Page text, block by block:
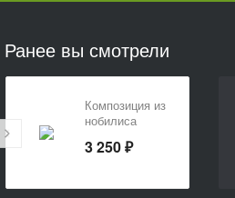
Ранее вы смотрели
Композиция из
нобилиса
презент"
3 250 ₽